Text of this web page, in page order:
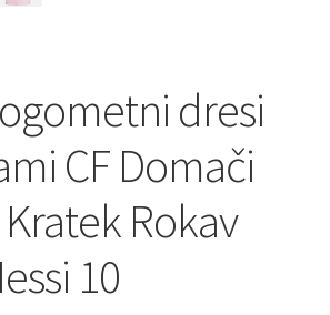
dresi
CF Domači
Rokav
10